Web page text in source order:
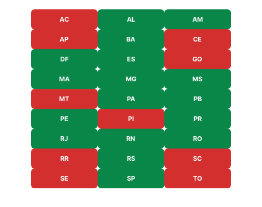
AC AL AM
AP BA CE
DF ES GO
MA MG MS
MT PA PB
PE PI PR
RJ RN RO
RR RS SC
SE SP TO